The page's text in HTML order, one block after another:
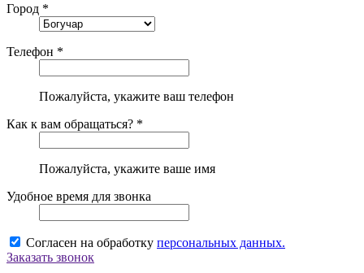
Город *
Телефон *
Пожалуйста, укажите ваш телефон
Как к вам обращаться? *
Пожалуйста, укажите ваше имя
Удобное время для звонка
Согласен на обработку персональных данных.
Заказать звонок